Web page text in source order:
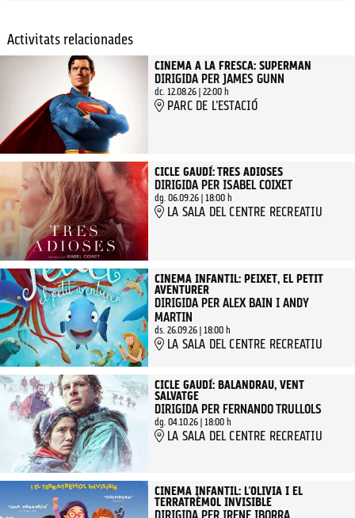
Activitats relacionades
CINEMA A LA FRESCA: SUPERMAN
DIRIGIDA PER JAMES GUNN
dc. 12.08.26| 22:00 h
PARC DE L'ESTACIÓ
CICLE GAUDÍ: TRES ADIOSES
DIRIGIDA PER ISABEL COIXET
dg. 06.09.26| 18:00 h
LA SALA DEL CENTRE RECREATIU
CINEMA INFANTIL: PEIXET, EL PETIT
AVENTURER
DIRIGIDA PER ALEX BAIN I ANDY
MARTIN
ds. 26.09.26| 18:00 h
LA SALA DEL CENTRE RECREATIU
CICLE GAUDÍ: BALANDRAU, VENT
SALVATGE
DIRIGIDA PER FERNANDO TRULLOLS
dg. 04.10.26| 18:00 h
LA SALA DEL CENTRE RECREATIU
CINEMA INFANTIL: L'OLIVIA I EL
TERRATRÈMOL INVISIBLE